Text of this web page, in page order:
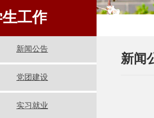
工作
新闻公告
党团建设
实习就业
新闻